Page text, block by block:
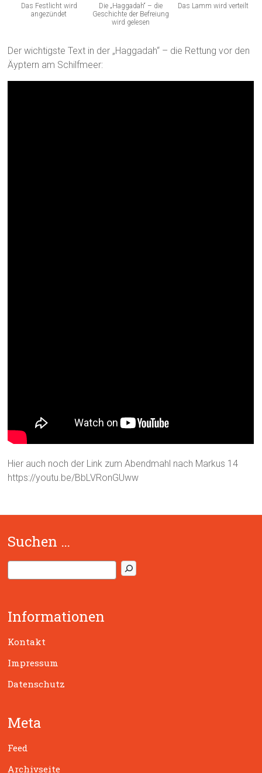
Das Festlicht wird
angezündet
Die „Haggadah“ – die
Geschichte der Befreiung
wird gelesen
Das Lamm wird verteilt
Der wichtigste Text in der „Haggadah“ – die Rettung vor den
Äyptern am Schilfmeer:
Hier auch noch der Link zum Abendmahl nach Markus 14
https://youtu.be/BbLVRonGUww
Suchen …
u
e
n
Informationen
Kontakt
Impressum
Datenschutz
Meta
Feed
Archivseite